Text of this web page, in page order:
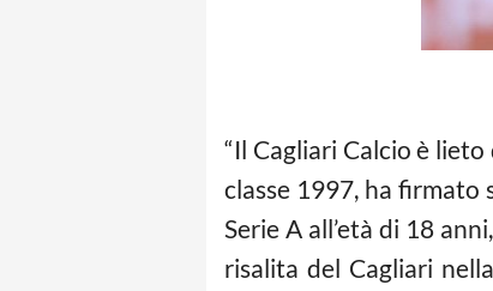
“Il Cagliari Calcio è
classe 1997, ha
Serie A all’età di 18
risalita del Cagliari